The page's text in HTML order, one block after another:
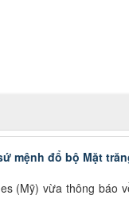
mệnh đổ bộ Mặt
(Mỹ) vừa thông báo